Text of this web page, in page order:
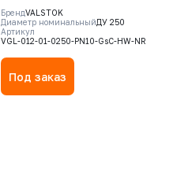
Valstok, серия VGL, DN0250, PN10,
штурвал, выдвижной шток, корпус
GJS-500-7 (GGG50), нож AISI304,
Rubber
БрендVALSTOK
Диаметр номинальныйДУ 250
Артикул
VGL-012-01-0250-PN10-GsC-HW-NR
Под заказ